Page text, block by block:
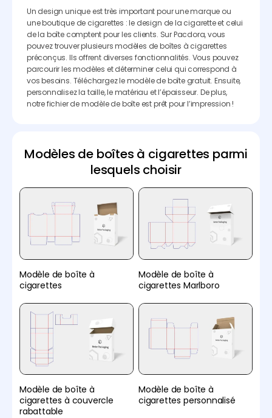
Un design unique est très important pour une marque ou
une boutique de cigarettes : le design de la cigarette et celui
de la boîte comptent pour les clients. Sur Pacdora, vous
pouvez trouver plusieurs modèles de boîtes à cigarettes
préconçus. Ils offrent diverses fonctionnalités. Vous pouvez
parcourir les modèles et déterminer celui qui correspond à
vos besoins. Téléchargez le modèle de boîte gratuit. Ensuite,
personnalisez la taille, le matériau et l’épaisseur. De plus,
notre fichier de modèle de boîte est prêt pour l’impression !
Modèles de boîtes à cigarettes parmi
lesquels choisir
Modèle de boîte à
cigarettes
Modèle de boîte à
cigarettes Marlboro
Modèle de boîte à
cigarettes à couvercle
rabattable
Modèle de boîte à
cigarettes personnalisé